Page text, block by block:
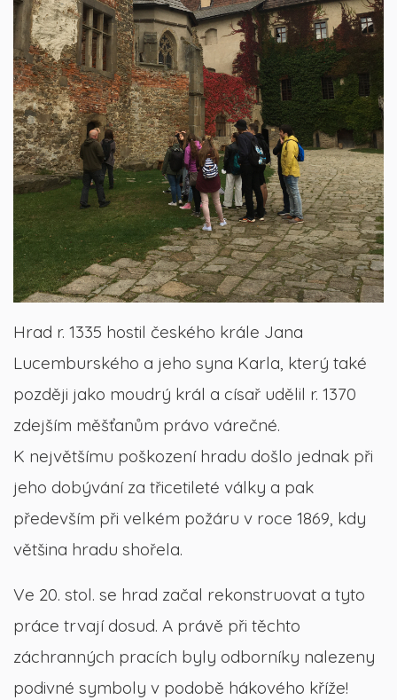
Hrad r. 1335 hostil českého krále Jana
Lucemburského a jeho syna Karla, který také
později jako moudrý král a císař udělil r. 1370
zdejším měšťanům právo várečné.
K největšímu poškození hradu došlo jednak při
jeho dobývání za třicetileté války a pak
především při velkém požáru v roce 1869, kdy
většina hradu shořela.
Ve 20. stol. se hrad začal rekonstruovat a tyto
práce trvají dosud. A právě při těchto
záchranných pracích byly odborníky nalezeny
podivné symboly v podobě hákového kříže!